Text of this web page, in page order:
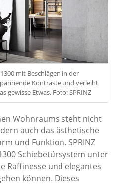
mit Beschlägen in der
Kontraste und verleiht
gewisse Etwas. Foto: SPRINZ
Wohnraums steht nicht
auch das ästhetische
und Funktion. SPRINZ
Schiebetürsystem unter
Raffinesse und elegantes
können. Dieses